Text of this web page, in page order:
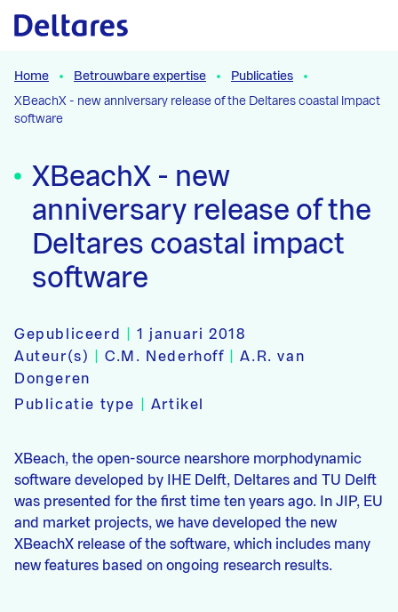
Naar hoofdcontent
Home Betrouwbare expertise
Publicaties
XBeachX - new anniversary release of the Deltares coastal impact
software
XBeachX - new
anniversary release of the
Deltares coastal impact
software
Gepubliceerd |1 januari 2018
Auteur(s)
|C.M. Nederhoff |A.R. van
Dongeren
Publicatie type
Artikel
XBeach, the open-source nearshore morphodynamic
software developed by IHE Delft, Deltares and TU Delft
was presented for the first time ten years ago. In JIP, EU
and market projects, we have developed the new
XBeachX release of the software, which includes many
new features based on ongoing research results.